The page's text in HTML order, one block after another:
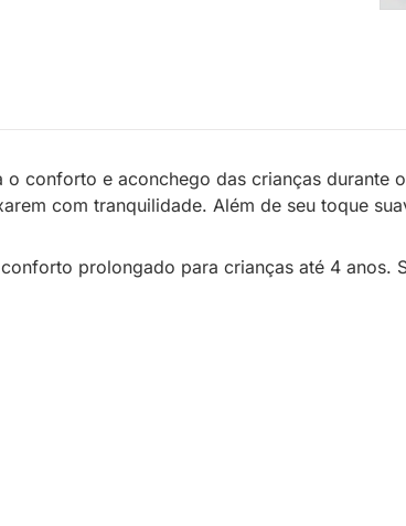
o conforto e aconchego das crianças durante
com tranquilidade. Além de seu toque
prolongado para crianças até 4